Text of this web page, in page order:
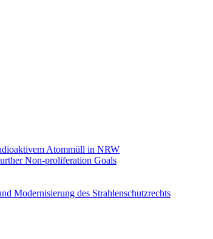
Atommüll in NRW
Non-proliferation Goals
Modernisierung des Strahlenschutzrechts